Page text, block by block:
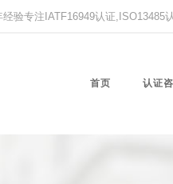
验专注IATF16949认证
首页 认证